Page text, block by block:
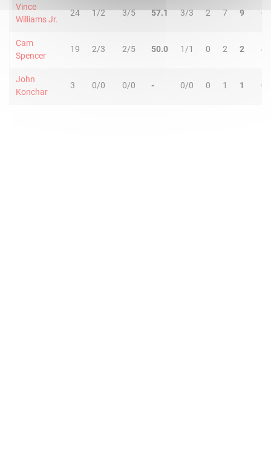
Vince
Williams Jr.
24 1/2 3/5 57.1 3/3 2 7 9 6
Cam
Spencer
19 2/3 2/5 50.0 1/1 0 2 2 4
John
Konchar
3 0/0 0/0 - 0/0 0 1 1 0